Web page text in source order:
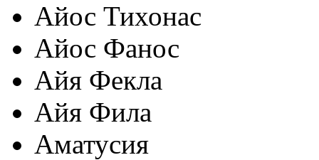
Айос Тихонас
Айос Фанос
Айя Фекла
Айя Фила
Аматусия